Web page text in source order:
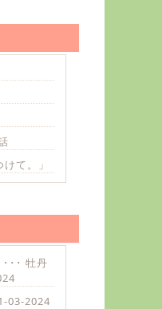
て。」
･･ 牡丹
03-2024